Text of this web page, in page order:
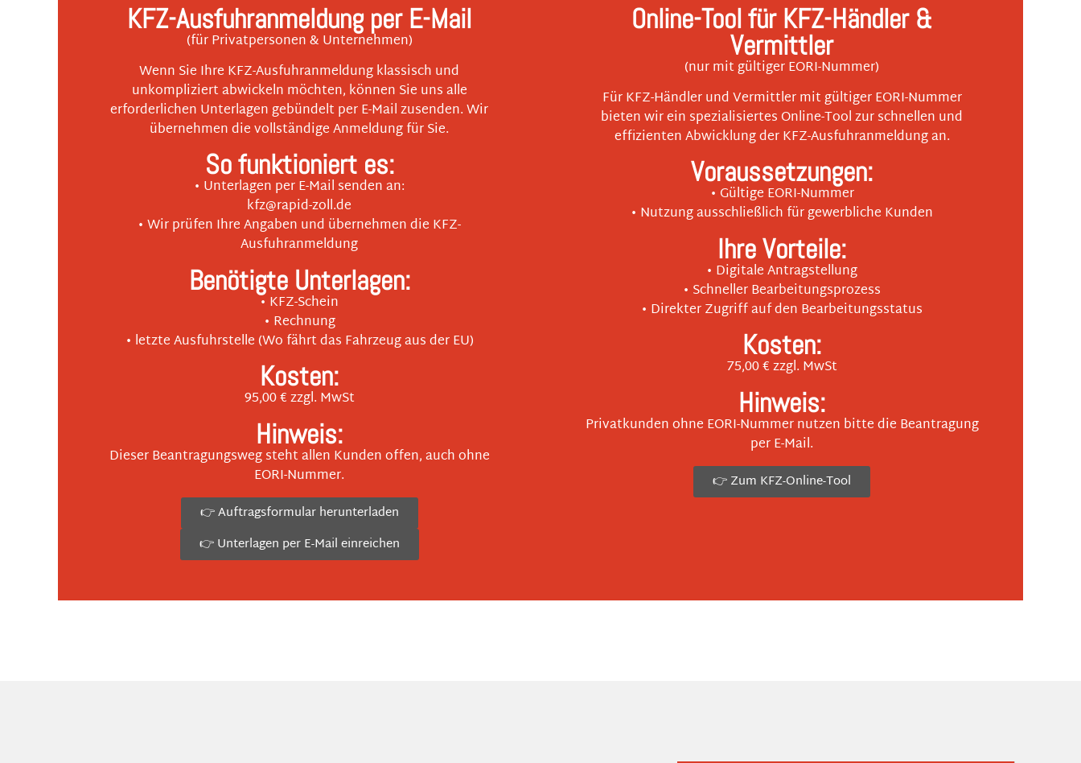
KFZ-Ausfuhranmeldung per E-Mail
(für Privatpersonen & Unternehmen)
Wenn Sie Ihre KFZ-Ausfuhranmeldung klassisch und
unkompliziert abwickeln möchten, können Sie uns alle
erforderlichen Unterlagen gebündelt per E-Mail zusenden. Wir
übernehmen die vollständige Anmeldung für Sie.
So funktioniert es:
• Unterlagen per E-Mail senden an:
kfz@rapid-zoll.de
• Wir prüfen Ihre Angaben und übernehmen die KFZ-
Ausfuhranmeldung
Benötigte Unterlagen:
• KFZ-Schein
• Rechnung
• letzte Ausfuhrstelle (Wo fährt das Fahrzeug aus der EU)
Kosten:
95,00 € zzgl. MwSt
Hinweis:
Dieser Beantragungsweg steht allen Kunden offen, auch ohne
EORI-Nummer.
👉 Auftragsformular herunterladen
👉 Unterlagen per E-Mail einreichen
Online-Tool für KFZ-Händler &
Vermittler
(nur mit gültiger EORI-Nummer)
Für KFZ-Händler und Vermittler mit gültiger EORI-Nummer
bieten wir ein spezialisiertes Online-Tool zur schnellen und
effizienten Abwicklung der KFZ-Ausfuhranmeldung an.
Voraussetzungen:
• Gültige EORI-Nummer
• Nutzung ausschließlich für gewerbliche Kunden
Ihre Vorteile:
• Digitale Antragstellung
• Schneller Bearbeitungsprozess
• Direkter Zugriff auf den Bearbeitungsstatus
Kosten:
75,00 € zzgl. MwSt
Hinweis:
Privatkunden ohne EORI-Nummer nutzen bitte die Beantragung
per E-Mail.
👉 Zum KFZ-Online-Tool